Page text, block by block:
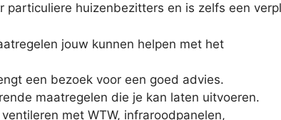
huizenbezitters en is zelfs een
jouw kunnen helpen met het
een bezoek voor een goed advies.
maatregelen die je kan laten uitvoeren.
met WTW, infraroodpanelen,